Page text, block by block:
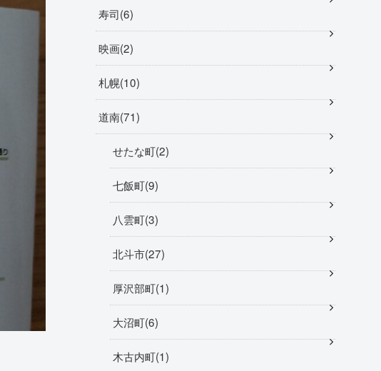
寿司 6
映画 2
札幌 10
道南 71
せたな町 2
七飯町 9
八雲町 3
北斗市 27
厚沢部町 1
大沼町 6
木古内町 1